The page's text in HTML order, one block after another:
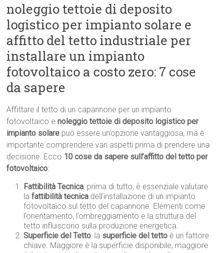
noleggio tettoie di deposito
logistico per impianto solare e
affitto del tetto industriale per
installare un impianto
fotovoltaico a costo zero: 7 cose
da sapere
Affittare il tetto di un capannone per un impianto
fotovoltaico enoleggio tettoie di deposito logistico per
impianto solare può essere un’opzione vantaggiosa, ma è
importante comprendere vari aspetti prima di prendere una
decisione. Ecco 10 cose da sapere sull’affitto del tetto per
fotovoltaico:
Fattibilità Tecnica: prima di tutto, è essenziale valutare
la fattibilità tecnica dell’installazione di un impianto
fotovoltaico sul tetto del capannone. Elementi come
l’orientamento, l’ombreggiamento e la struttura del
tetto influiscono sulla produzione energetica.
Superficie del Tetto: la superficie del tetto è un fattore
chiave. Maggiore è la superficie disponibile, maggiore